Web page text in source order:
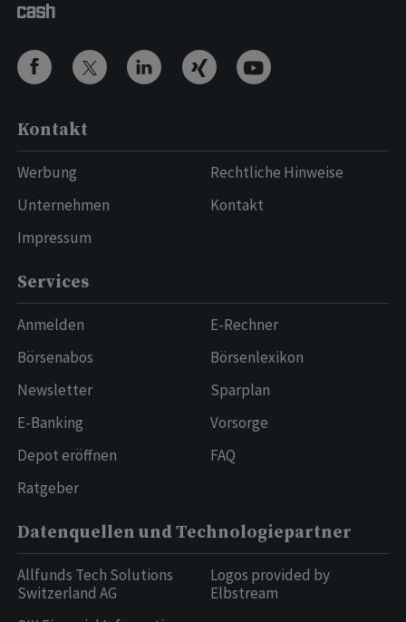
Kontakt
Werbung
Unternehmen
Impressum
Rechtliche Hinweise
Kontakt
Services
Anmelden
Börsenabos
Newsletter
E-Banking
Depot eröffnen
Ratgeber
E-Rechner
Börsenlexikon
Sparplan
Vorsorge
FAQ
Datenquellen und Technologiepartner
Allfunds Tech Solutions
Switzerland AG
Logos provided by
Elbstream